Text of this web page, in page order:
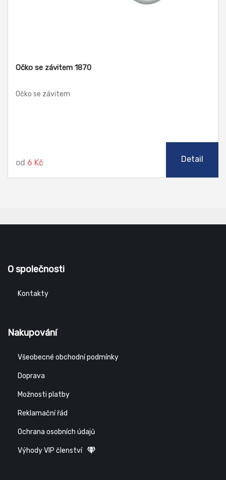
Očko se závitem 1870
Očko se závitem
od 6 Kč Detail
O společnosti
Kontakty
Nakupování
Všeobecné obchodní podmínky
Doprava
Možnosti platby
Reklamační řád
Ochrana osobních údajů
Výhody VIP členství